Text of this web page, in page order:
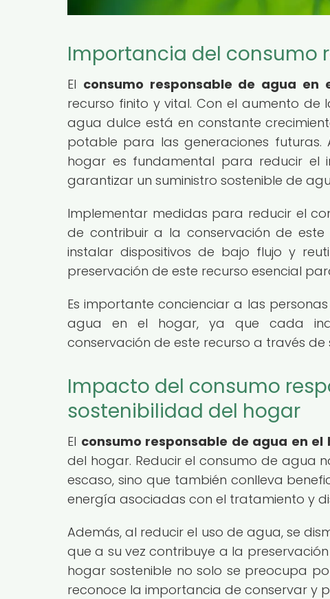
Importancia del consumo
El consumo responsable de agua en
recurso finito y vital. Con el aumento
agua dulce está en constante
potable para las generaciones
hogar es fundamental para reducir el
garantizar un suministro sostenible de
Implementar medidas para reducir el
de contribuir a la conservación de este
instalar dispositivos de bajo flujo y
preservación de este recurso esencial
Es importante concienciar a las
agua en el hogar, ya que cada
conservación de este recurso a través de
Impacto del consumo
sostenibilidad del hogar
El consumo responsable de agua en el
del hogar. Reducir el consumo de agua
escaso, sino que también conlleva
energía asociadas con el tratamiento y
Además, al reducir el uso de agua, se
que a su vez contribuye a la
hogar sostenible no solo se preocupa
reconoce la importancia de conservar y